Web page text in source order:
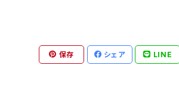
保存 シェア LINE